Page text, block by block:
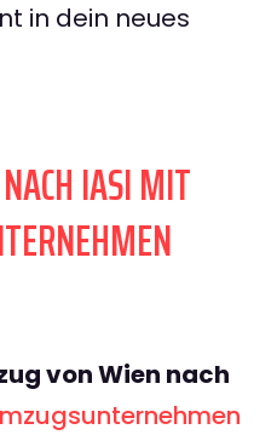
in dein neues
IASI MIT
von Wien nach